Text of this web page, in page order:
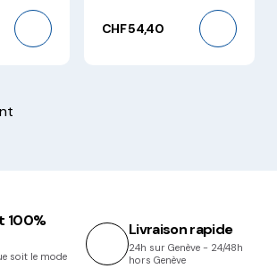
CHF 54,40
100%
soit le mode
Livraison rapide
24h sur Genève - 24/48h
hors Genève